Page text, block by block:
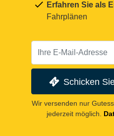
Erfahren Sie als
Fahrplänen
Schicken
Wir versenden nur
jederzeit möglich.